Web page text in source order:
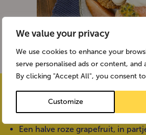
We value your privacy
We use cookies to enhance your
serve personalised ads or content, and
By clicking "Accept All", you consent
Customize
INGREDIËNTEN
2 Weetabix
Een halve roze grapefruit, in